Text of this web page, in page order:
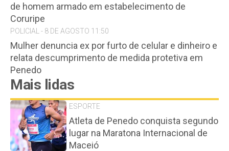
de homem armado em estabelecimento de
Coruripe
POLICIAL - 8 DE AGOSTO 11:50
Mulher denuncia ex por furto de celular e dinheiro e
relata descumprimento de medida protetiva em
Penedo
Mais lidas
ESPORTE
Atleta de Penedo conquista segundo
lugar na Maratona Internacional de
Maceió